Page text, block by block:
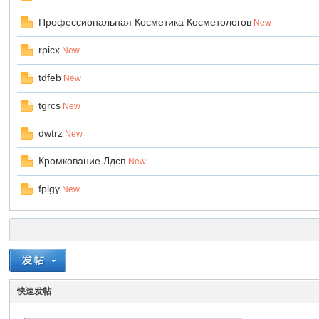
Профессиональная Косметика Косметологов New
rpicx New
tdfeb New
tgrcs New
dwtrz New
Кромкование Лдсп New
fplgy New
快速发帖